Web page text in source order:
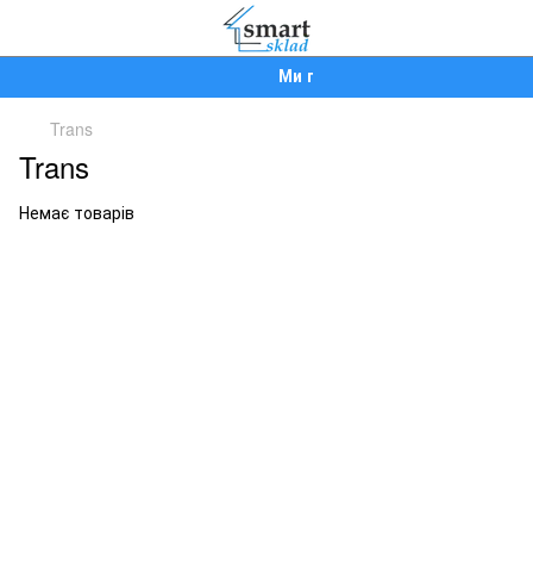
Ми працюємо!
Trans
Trans
Немає товарів